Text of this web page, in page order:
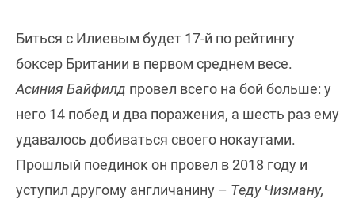
Биться с Илиевым будет 17-й по рейтингу
боксер Британии в первом среднем весе.
Асиния Байфилд провел всего на бой больше: у
него 14 побед и два поражения, а шесть раз ему
удавалось добиваться своего нокаутами.
Прошлый поединок он провел в 2018 году и
уступил другому англичанину – Теду Чизману,